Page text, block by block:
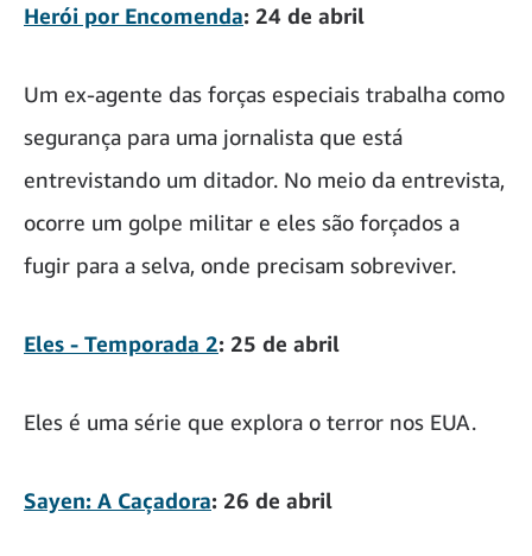
Herói por Encomenda: 24 de abril
Um ex-agente das forças especiais trabalha como
segurança para uma jornalista que está
entrevistando um ditador. No meio da entrevista,
ocorre um golpe militar e eles são forçados a
fugir para a selva, onde precisam sobreviver.
Eles - Temporada 2: 25 de abril
Eles é uma série que explora o terror nos EUA.
Sayen: A Caçadora: 26 de abril